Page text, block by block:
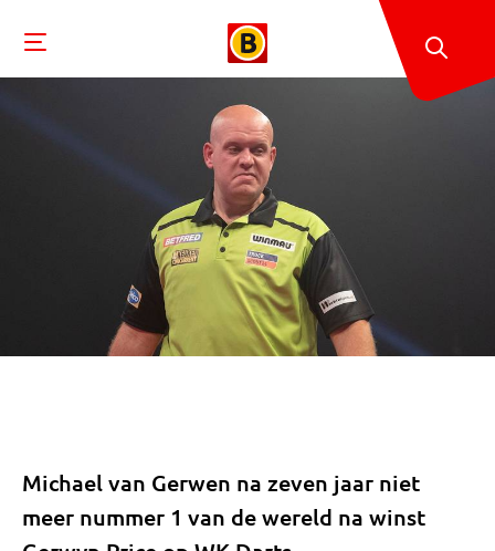
Michael van Gerwen na zeven jaar niet
meer nummer 1 van de wereld na winst